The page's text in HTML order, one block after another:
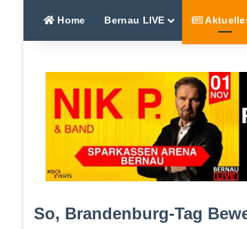
Home Bernau LIVE
So, Brandenburg-Tag